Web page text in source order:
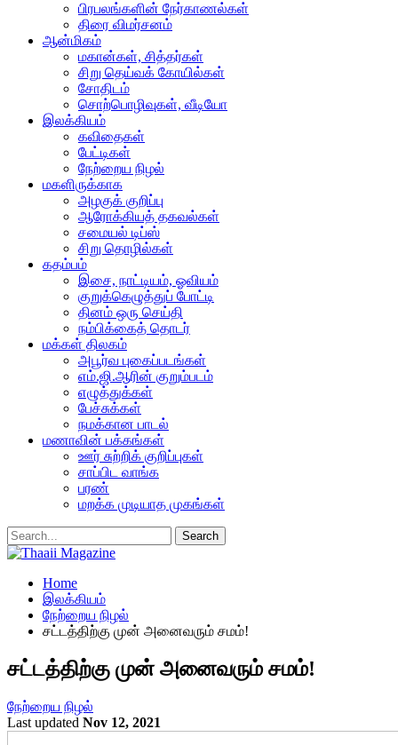
பிரபலங்களின் நேர்காணல்கள்
திரை விமர்சனம்
ஆன்மிகம்
மகான்கள், சித்தர்கள்
சிறு தெய்வக் கோயில்கள்
சோதிடம்
சொற்பொழிவுகள், வீடியோ
இலக்கியம்
கவிதைகள்
பேட்டிகள்
நேற்றைய நிழல்
மகளிருக்காக
அழகுக் குறிப்பு
ஆரோக்கியத் தகவல்கள்
சமையல் டிப்ஸ்
சிறு தொழில்கள்
கதம்பம்
இசை, நாட்டியம், ஓவியம்
குறுக்கெழுத்துப் போட்டி
தினம் ஒரு செய்தி
நம்பிக்கைத் தொடர்
மக்கள் திலகம்
அபூர்வ புகைப்படங்கள்
எம்.ஜி.ஆரின் குறும்படம்
எழுத்துக்கள்
பேச்சுக்கள்
நமக்கான பாடல்
மணாவின் பக்கங்கள்
ஊர் சுற்றிக் குறிப்புகள்
சாப்பிட வாங்க
பரண்
மறக்க முடியாத முகங்கள்
Home
இலக்கியம்
நேற்றைய நிழல்
சட்டத்திற்கு முன் அனைவரும் சமம்!
சட்டத்திற்கு முன் அனைவரும் சமம்!
நேற்றைய நிழல்
Last updated Nov 12, 2021